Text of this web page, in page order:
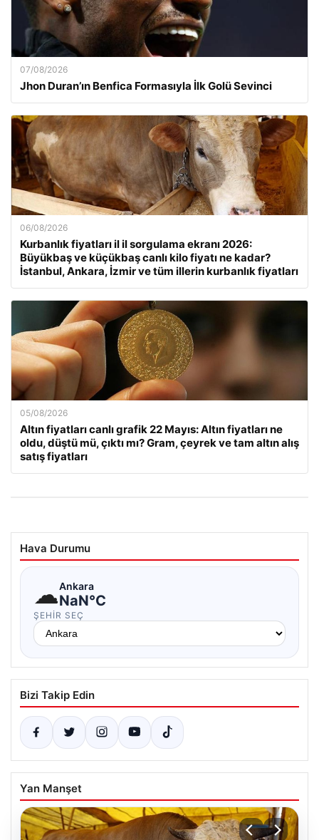
07/08/2026
Jhon Duran’ın Benfica Formasıyla İlk Golü Sevinci
06/08/2026
Kurbanlık fiyatları il il sorgulama ekranı 2026:
Büyükbaş ve küçükbaş canlı kilo fiyatı ne kadar?
İstanbul, Ankara, İzmir ve tüm illerin kurbanlık fiyatları
05/08/2026
Altın fiyatları canlı grafik 22 Mayıs: Altın fiyatları ne
oldu, düştü mü, çıktı mı? Gram, çeyrek ve tam altın alış
satış fiyatları
Hava Durumu
☁Ankara
NaN°C
ŞEHIR SEÇ
Bizi Takip Edin
Yan Manşet